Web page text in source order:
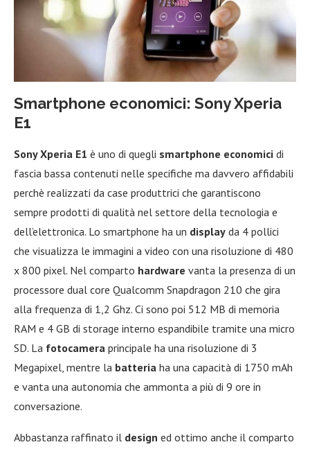
Smartphone economici: Sony Xperia
E1
Sony Xperia E1 è uno di quegli smartphone economici di
fascia bassa contenuti nelle specifiche ma davvero affidabili
perchè realizzati da case produttrici che garantiscono
sempre prodotti di qualità nel settore della tecnologia e
dell’elettronica. Lo smartphone ha un display da 4 pollici
che visualizza le immagini a video con una risoluzione di 480
x 800 pixel. Nel comparto hardware vanta la presenza di un
processore dual core Qualcomm Snapdragon 210 che gira
alla frequenza di 1,2 Ghz. Ci sono poi 512 MB di memoria
RAM e 4 GB di storage interno espandibile tramite una micro
SD. La fotocamera principale ha una risoluzione di 3
Megapixel, mentre la batteria ha una capacità di 1750 mAh
e vanta una autonomia che ammonta a più di 9 ore in
conversazione.
Abbastanza raffinato il design ed ottimo anche il comparto